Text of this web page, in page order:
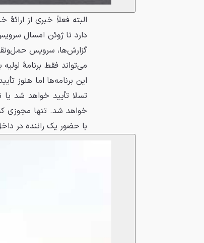
البته فعلاً خبری از
دارد تا ژوئن امسال
گزارش‌ها، سرویس حمل‌ونقل
می‌تواند فقط برنامهٔ
این برنامه‌ها اما هنوز
تسلا تأیید خواهد شد یا
خواهد شد. تنها مجوزی
با حضور یک راننده در